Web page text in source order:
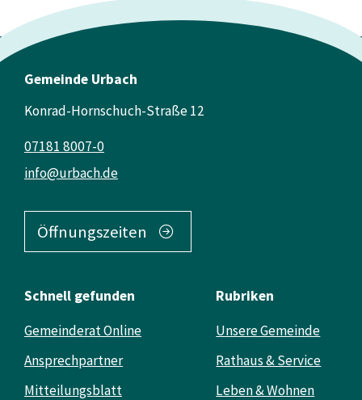
Gemeinde Urbach
Konrad-Hornschuch-Straße 12
info@urbach.de
07181 8007-0
Öffnungszeiten
Schnell gefunden
Gemeinderat Online
Ansprechpartner
Mitteilungsblatt
Rubriken
Unsere Gemeinde
Rathaus & Service
Leben & Wohnen